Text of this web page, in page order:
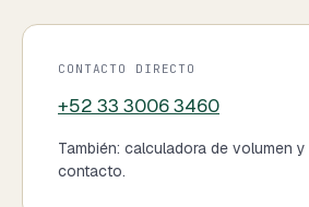
CONTACTO DIRECTO
+52 33 3006 3460
También: calculadora de volumen y
contacto.